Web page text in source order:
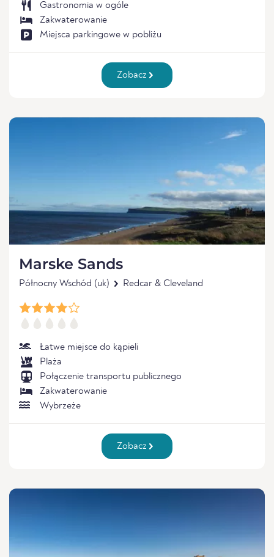
Gastronomia w ogóle
Zakwaterowanie
Miejsca parkingowe w pobliżu
Zobacz
Marske Sands
Północny Wschód (uk) Redcar & Cleveland
Łatwe miejsce do kąpieli
Plaża
Połączenie transportu publicznego
Zakwaterowanie
Wybrzeże
Zobacz